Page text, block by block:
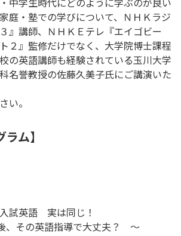
庭・塾での学びについて、ＮＨＫラジ
』講師、ＮＨＫＥテレ『エイゴビー
２』監修だけでなく、大学院博士課程
の英語講師も経験されている玉川大学
名誉教授の佐藤久美子氏にご講演いた
い。
ム】
入試英語 実は同じ！
その英語指導で大丈夫？ ～